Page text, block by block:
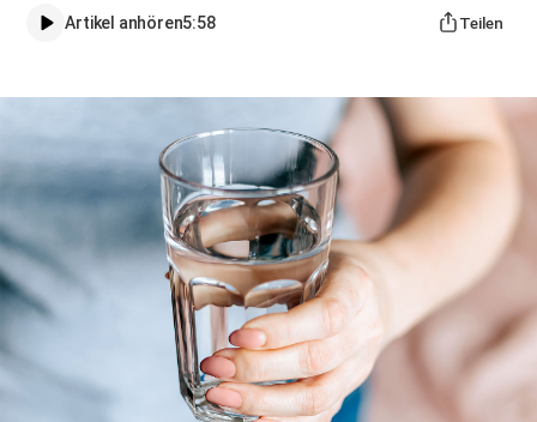
Artikel anhören5:58 Teilen